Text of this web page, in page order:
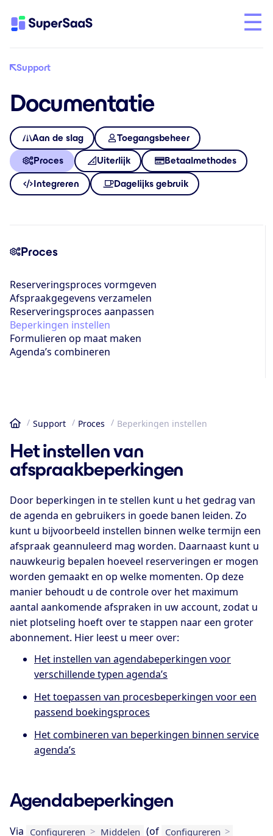
Support
Documentatie
Aan de slag Toegangsbeheer
Proces Uiterlijk Betaalmethodes
Integreren Dagelijks gebruik
Proces
Reserveringsproces vormgeven
Afspraakgegevens verzamelen
Reserveringsproces aanpassen
Beperkingen instellen
Formulieren op maat maken
Agenda’s combineren
Home
Support Proces Beperkingen instellen
Het instellen van
afspraakbeperkingen
Door beperkingen in te stellen kunt u het gedrag van
de agenda en gebruikers in goede banen leiden. Zo
kunt u bijvoorbeeld instellen binnen welke termijn een
afspraak geannuleerd mag worden. Daarnaast kunt u
nauwkeurig bepalen hoeveel reserveringen er mogen
worden gemaakt en op welke momenten. Op deze
manier behoudt u de controle over het maximum
aantal aankomende afspraken in uw account, zodat u
niet plotseling hoeft over te stappen naar een groter
abonnement. Hier leest u meer over:
Het instellen van agenda­beperkingen voor
verschillende typen agenda’s
Het toepassen van procesbeperkingen voor een
passend boekingsproces
Het combineren van beperkingen binnen service
agenda’s
Agendabeperkingen
Via Configureren > Middelen (of Configureren >